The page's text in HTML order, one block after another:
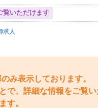
覧いただけます
求人
み表示しております。
で、詳細な情報をご覧い
す。